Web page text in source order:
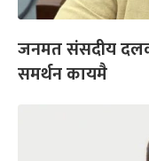
जनमत संसदीय
समर्थन कायमै